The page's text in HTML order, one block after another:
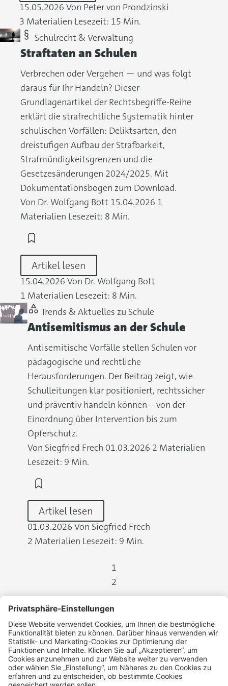
15.05.2026 Von Peter von Prondzinski
3 Materialien Lesezeit: 15 Min.
Schulrecht & Verwaltung
Straftaten an Schulen
Verbrechen oder Vergehen — und was folgt
daraus für Ihr Handeln? Dieser
Grundlagenartikel der Rechtsbegriffe-Reihe
erklärt die strafrechtliche Systematik hinter
schulischen Vorfällen: Deliktsarten, den
dreistufigen Aufbau der Strafbarkeit,
Strafmündigkeitsgrenzen und die
Gesetzesänderungen 2024/2025. Mit
Dokumentationsbogen zum Download.
Von Dr. Wolfgang Bott 15.04.2026 1
Materialien Lesezeit: 8 Min.
Artikel lesen
15.04.2026 Von Dr. Wolfgang Bott
1 Materialien Lesezeit: 8 Min.
Trends & Aktuelles zu Schule
Antisemitismus an der Schule
Antisemitische Vorfälle stellen Schulen vor
pädagogische und rechtliche
Herausforderungen. Der Beitrag zeigt, wie
Schulleitungen klar positioniert, rechtssicher
und präventiv handeln können – von der
Einordnung über Intervention bis zum
Opferschutz.
Von Siegfried Frech 01.03.2026 2 Materialien
Lesezeit: 9 Min.
Artikel lesen
01.03.2026 Von Siegfried Frech
2 Materialien Lesezeit: 9 Min.
1
2
Datenschutz
Widerrufsbelehrung
Kontakt
Impressum